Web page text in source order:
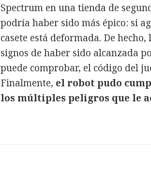
Spectrum en una tienda de
podría haber sido más épico: si
casete está deformada. De
signos de haber sido alcanzada
puede comprobar, el código del
Finalmente, el robot pudo
los múltiples peligros que le